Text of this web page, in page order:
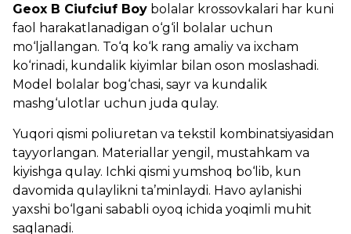
Geox B Ciufciuf Boy bolalar krossovkalari har kuni
faol harakatlanadigan o‘g‘il bolalar uchun
mo‘ljallangan. To‘q ko‘k rang amaliy va ixcham
ko‘rinadi, kundalik kiyimlar bilan oson moslashadi.
Model bolalar bog‘chasi, sayr va kundalik
mashg‘ulotlar uchun juda qulay.
Yuqori qismi poliuretan va tekstil kombinatsiyasidan
tayyorlangan. Materiallar yengil, mustahkam va
kiyishga qulay. Ichki qismi yumshoq bo‘lib, kun
davomida qulaylikni ta’minlaydi. Havo aylanishi
yaxshi bo‘lgani sababli oyoq ichida yoqimli muhit
saqlanadi.